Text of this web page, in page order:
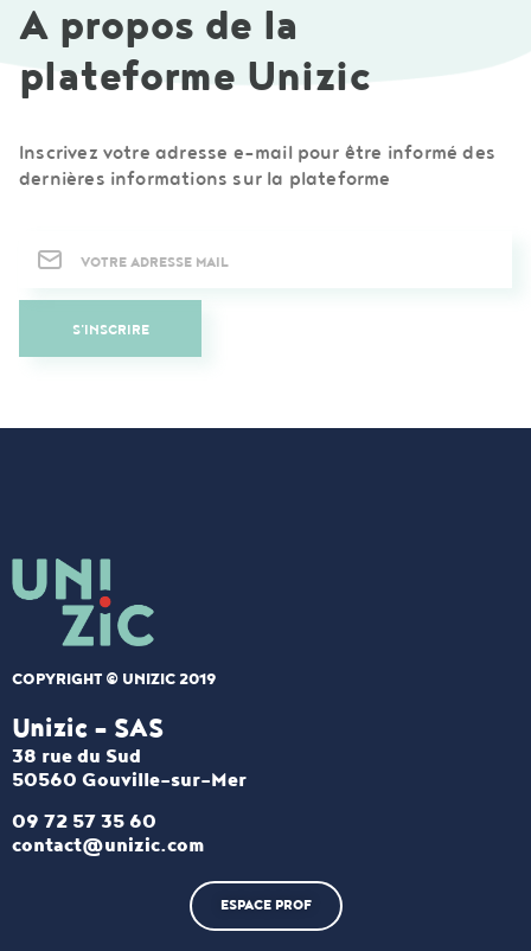
A propos de la
plateforme Unizic
Inscrivez votre adresse e-mail pour être informé des
dernières informations sur la plateforme
S'INSCRIRE
COPYRIGHT © UNIZIC 2019
Unizic - SAS​
38 rue du Sud
50560 Gouville-sur-Mer
09 72 57 35 60
contact@unizic.com
ESPACE PROF